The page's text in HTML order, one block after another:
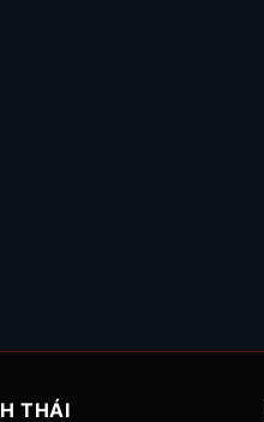
THÁI